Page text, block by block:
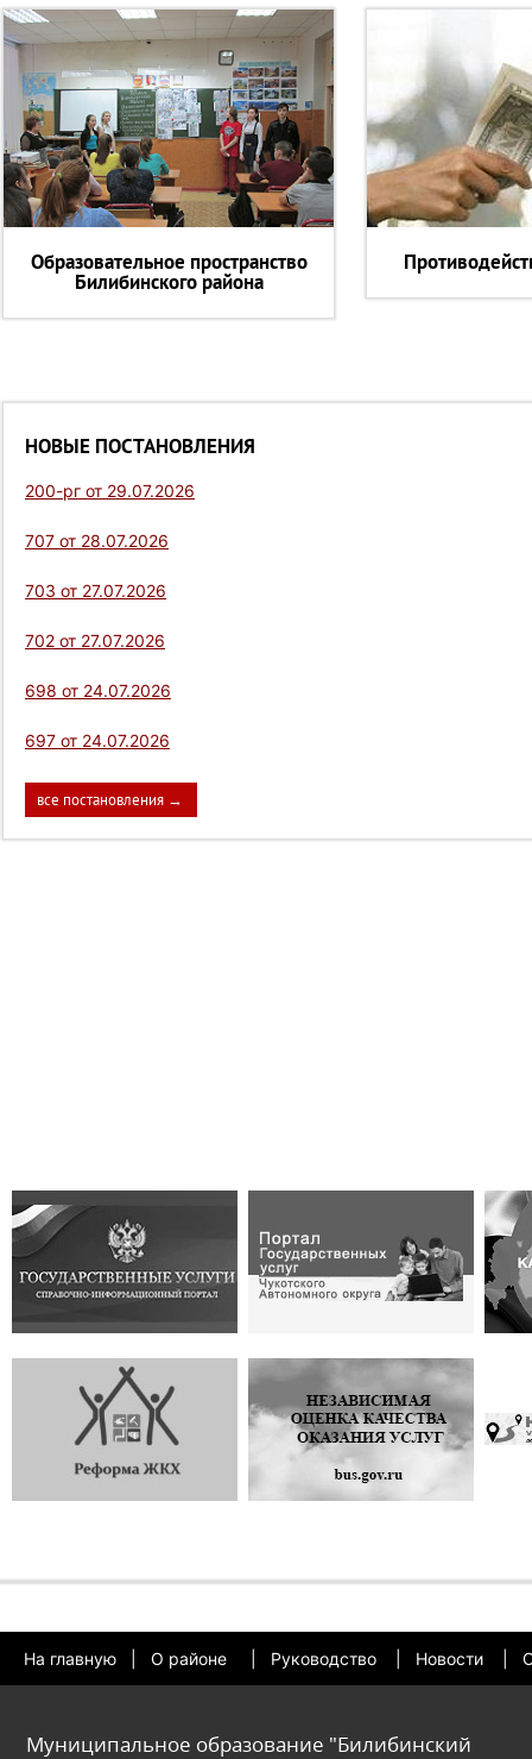
Образовательное пространство
Билибинского района
НОВЫЕ ПОСТАНОВЛЕНИЯ
200-рг от 29.07.2026
707 от 28.07.2026
703 от 27.07.2026
702 от 27.07.2026
698 от 24.07.2026
697 от 24.07.2026
все постановления →
На главную О районе Руководство Новости
Муниципальное образование "Билибинский